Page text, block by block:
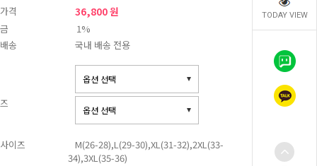
TODAY VIEW
격 36,800 원
1%
송
국내 배송 전용
이즈
M(26-28),L(29-30),XL(31-32),2XL(33-
34),3XL(35-36)